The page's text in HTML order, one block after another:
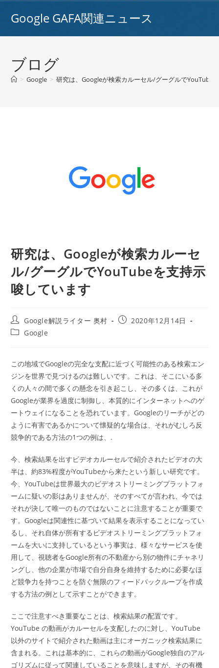
Google GAFA関連ニュース
ブログ
> Google > 研究は、Googleが検索カルーセル/グーグルでYouTube
研究は、Googleが検索カルーセ
ル/グーグルでYouTubeを支持示
唆しています
投
稿
者:
Google解説ライター 奥村
投
2020年12月14日
投
テ
ゴ
リ
ー:
Google
この地域でGoogleの完全な支配に近づく可能性のある検索エン
ジンを世界で見つけるのは難しいです。これは、そこにいる多
くの人々の間で多くの懸念を引き起こし、その多くは、これが
Googleが業界を過度に制御し、本質的にインターネットへのゲ
ートウェイになることを恐れています。Googleのリーチがどの
ように有害であるかについて懐疑的な場合は、それがむしろ反
競争的である方法の1つの例は、.
今、検索結果を出すビデオカルーセルで紹介されたビデオの大
半は、約83%程度がYouTubeから来たという新しい研究です。
今、YouTubeは世界最大のビデオストリーミングプラットフォ
ームに疑いの影はありませんが、そのすべてが言われ、今では
それが決して唯一のものではないことに注意することが重要で
す。Googleは関連性に基づいて結果を表示することになってい
るし、それ自体が所有するビデオストリーミングプラットフォ
ームを大いに支持しているという事実は、様々なサービスを使
用して、視聴者をGoogle所有の不動産から別の物件にチャネリ
ングし、他の企業が市場で自分自身を維持するために必要なほ
ど競争力を持つことを防ぐ無限のフィードバックループを作成
する方法の例として示すことができます。
ここで注意すべき重要なことは、検索結果の配置です。
YouTube の動画がカルーセルを支配したのに対し、YouTube
以外のサイトで紹介された動画は主にオーガニック検索結果に
含まれる。これは基本的に、これらの動画がGoogle独自のアル
ゴリズムに従って関連していることを意味しますが、その有機